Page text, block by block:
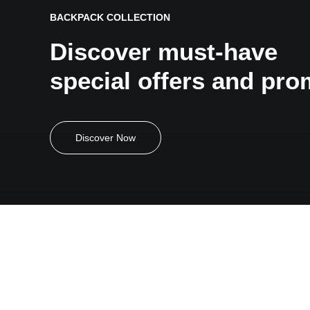
BACKPACK COLLECTION
Discover must-have
special offers and
Discover Now